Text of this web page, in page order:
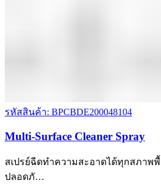
รหัสสินค้า: BPCBDE200048104
Multi-Surface Cleaner Spray
สเปรย์ฉีดทำความสะอาดได้ทุกสภาพ
ปลอดภั…